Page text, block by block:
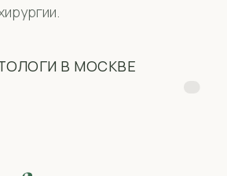
В МОСКВЕ